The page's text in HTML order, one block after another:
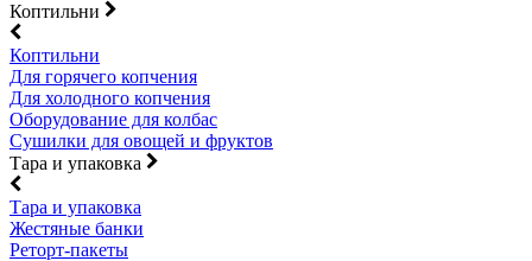
Коптильни
Коптильни
Для горячего копчения
Для холодного копчения
Оборудование для колбас
Сушилки для овощей и фруктов
Тара и упаковка
Тара и упаковка
Жестяные банки
Реторт-пакеты